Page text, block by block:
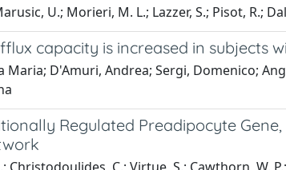
U.; Morieri, M. L.; Lazzer, S.; Pisot, R.;
capacity is increased in subjects
Maria; D'Amuri, Andrea; Sergi, Domenico;
Regulated Preadipocyte